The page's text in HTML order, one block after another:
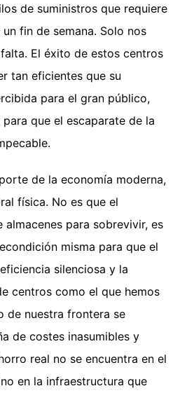
de suministros que requiere
fin de semana. Solo nos
El éxito de estos centros
tan eficientes que su
para el gran público,
que el escaparate de la
de la economía moderna,
física. No es que el
para sobrevivir, es
misma para que el
silenciosa y la
centros como el que hemos
de nuestra frontera se
de costes inasumibles y
real no se encuentra en el
en la infraestructura que